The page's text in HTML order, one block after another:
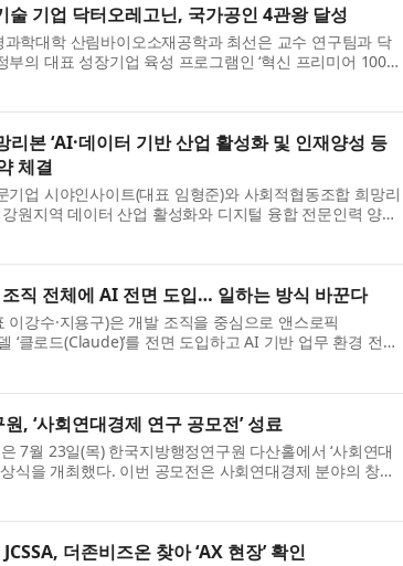
술 기업 닥터오레고닌, 국가공인 4관왕 달성
학대학 산림바이오소재공학과 최선은 교수 연구팀과 닥
부의 대표 성장기업 육성 프로그램인 ‘혁신 프리미어 1000’
어 농림축산식품부 농림식품 신기술(NET) 인증까지 획득
리본 ‘AI·데이터 기반 산업 활성화 및 인재양성 등
체결
기업 시야인사이트(대표 임형준)와 사회적협동조합 희망리
원지역 데이터 산업 활성화와 디지털 융합 전문인력 양성,
활동 확대를 위해 업무협약(MOU)을 체결했다고 27일 밝혔
직 전체에 AI 전면 도입… 일하는 방식 바꾼다
이강수·지용구)은 개발 조직을 중심으로 앤스로픽
‘클로드(Claude)’를 전면 도입하고 AI 기반 업무 환경 전환
밝혔다. 이번 도입 대상은 개발, 기획, 설계 직군 전원이다.
, ‘사회연대경제 연구 공모전’ 성료
7월 23일(목) 한국지방행정연구원 다산홀에서 ‘사회연대
식을 개최했다. 이번 공모전은 사회연대경제 분야의 창의
디어를 발굴하고, 지역사회 현안 해결을 위한 정책적 활용
더존비즈온 찾아 ‘AX 현장’ 확인